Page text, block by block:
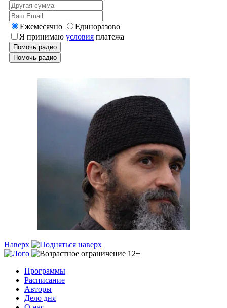
Ежемесячно
Единоразово
Я принимаю условия платежа
Помочь радио
Помочь радио
Наверх
Программы
Расписание
Авторы
Дело дня